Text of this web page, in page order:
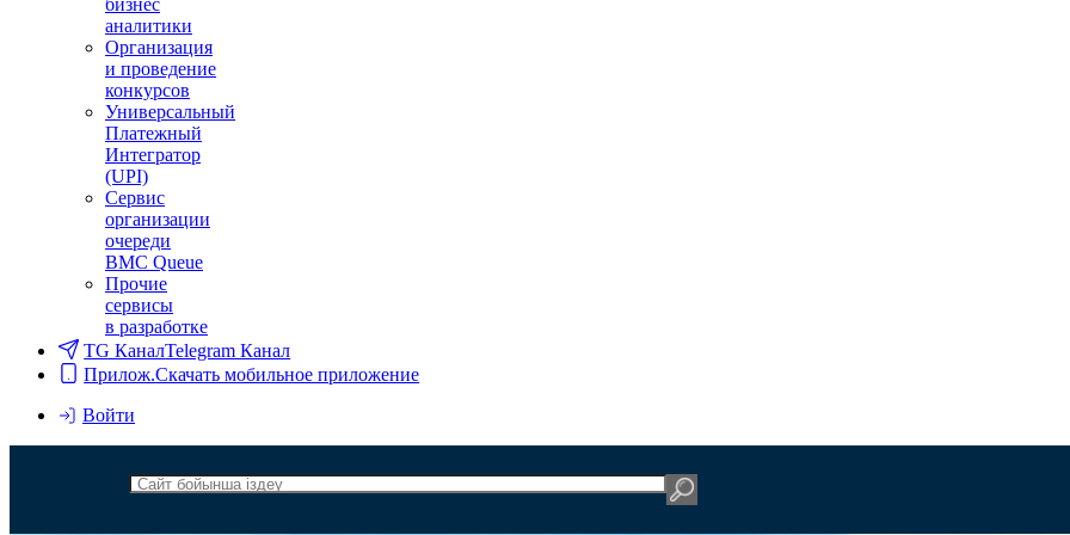
бизнес
аналитики
Организация
и проведение
конкурсов
Универсальный
Платежный
Интегратор
(UPI)
Сервис
организации
очереди
BMC Queue
Прочие
сервисы
в разработке
TG КаналTelegram Канал
Прилож.Скачать мобильное приложение
Войти